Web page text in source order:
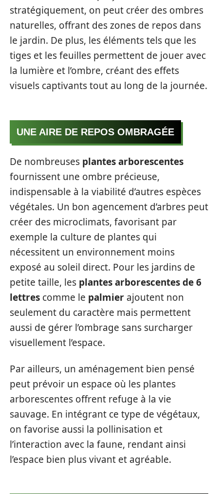
stratégiquement, on peut créer des ombres
naturelles, offrant des zones de repos dans
le jardin. De plus, les éléments tels que les
tiges et les feuilles permettent de jouer avec
la lumière et l’ombre, créant des effets
visuels captivants tout au long de la journée.
UNE AIRE DE REPOS OMBRAGÉE
De nombreuses plantes arborescentes
fournissent une ombre précieuse,
indispensable à la viabilité d’autres espèces
végétales. Un bon agencement d’arbres peut
créer des microclimats, favorisant par
exemple la culture de plantes qui
nécessitent un environnement moins
exposé au soleil direct. Pour les jardins de
petite taille, les plantes arborescentes de 6
lettres comme le palmier ajoutent non
seulement du caractère mais permettent
aussi de gérer l’ombrage sans surcharger
visuellement l’espace.
Par ailleurs, un aménagement bien pensé
peut prévoir un espace où les plantes
arborescentes offrent refuge à la vie
sauvage. En intégrant ce type de végétaux,
on favorise aussi la pollinisation et
l’interaction avec la faune, rendant ainsi
l’espace bien plus vivant et agréable.